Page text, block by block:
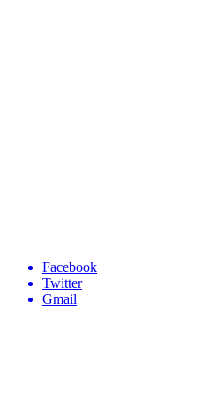
Facebook
Twitter
Gmail